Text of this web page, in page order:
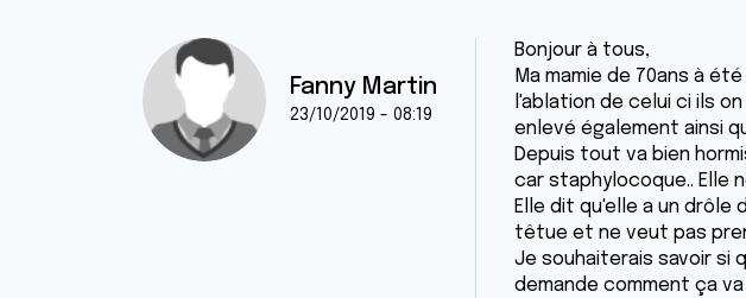
Fanny Martin
23/10/2019 - 08:19
Bonjour à tous,
Ma mamie de 70ans à
l'ablation de celui ci ils
enlevé également ainsi
Depuis tout va bien
car staphylocoque.. Elle
Elle dit qu'elle a un
têtue et ne veut pas
Je souhaiterais savoir si
demande comment ça va